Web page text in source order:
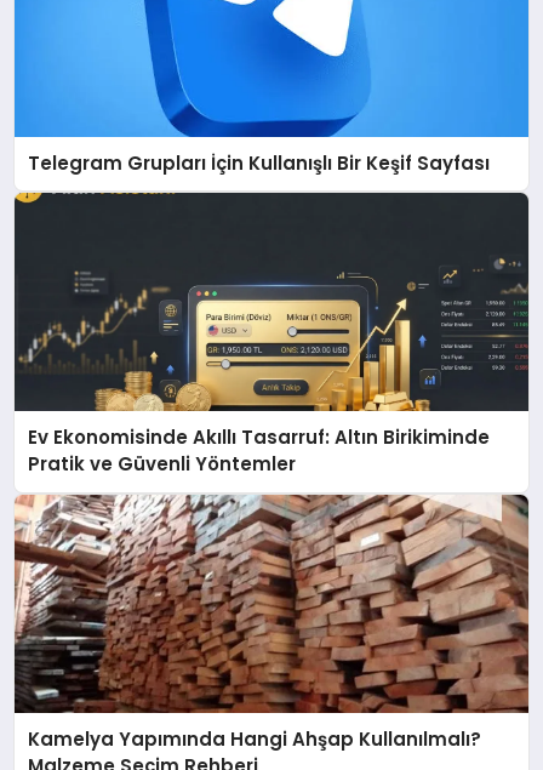
Telegram Grupları İçin Kullanışlı Bir Keşif Sayfası
Ev Ekonomisinde Akıllı Tasarruf: Altın Birikiminde
Pratik ve Güvenli Yöntemler
Kamelya Yapımında Hangi Ahşap Kullanılmalı?